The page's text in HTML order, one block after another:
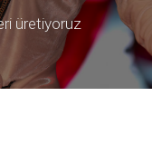
üretiyoruz